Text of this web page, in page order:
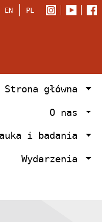
EN PL
Strona główna
O nas
i badania
Wydarzenia